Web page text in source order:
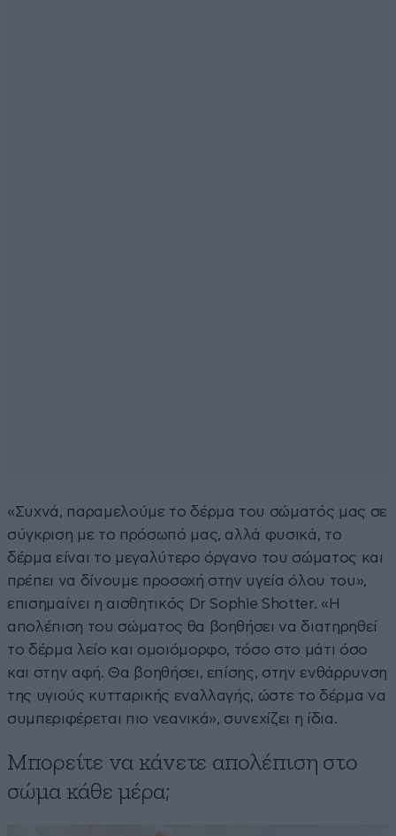
«Συχνά, παραμελούμε το δέρμα του σώματός μας σε
σύγκριση με το πρόσωπό μας, αλλά φυσικά, το
δέρμα είναι το μεγαλύτερο όργανο του σώματος και
πρέπει να δίνουμε προσοχή στην υγεία όλου του»,
επισημαίνει η αισθητικός Dr Sophie Shotter. «Η
απολέπιση του σώματος θα βοηθήσει να διατηρηθεί
το δέρμα λείο και ομοιόμορφο, τόσο στο μάτι όσο
και στην αφή. Θα βοηθήσει, επίσης, στην ενθάρρυνση
της υγιούς κυτταρικής εναλλαγής, ώστε το δέρμα να
συμπεριφέρεται πιο νεανικά», συνεχίζει η ίδια.
Μπορείτε να κάνετε απολέπιση στο
σώμα κάθε μέρα;